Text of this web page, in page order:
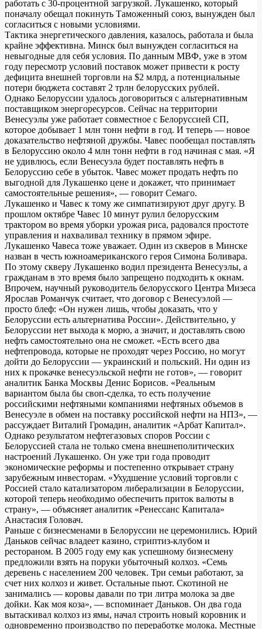
работать с 30-процентной загрузкой. Лукашенко, который
поначалу обещал покинуть Таможенный союз, вынужден был
согласиться с новыми условиями.
Тактика энергетического давления, казалось, работала и была
крайне эффективна. Минск был вынужден согласиться на
невыгодные для себя условия. По данным МВФ, уже в этом
году пересмотр условий поставок может привести к росту
дефицита внешней торговли на $2 млрд, а потенциальные
потери бюджета составят 2 трлн белорусских рублей.
Однако Белоруссии удалось договориться с альтернативным
поставщиком энергоресурсов. Сейчас на территории
Венесуэлы уже работает совместное с Белоруссией СП,
которое добывает 1 млн тонн нефти в год. И теперь — новое
доказательство нефтяной дружбы. Чавес пообещал поставлять
в Белоруссию около 4 млн тонн нефти в год начиная с мая. «Я
не удивлюсь, если Венесуэла будет поставлять нефть в
Белоруссию себе в убыток. Чавес может продать нефть по
выгодной для Лукашенко цене и докажет, что принимает
самостоятельные решения», — говорит Семаго.
Лукашенко и Чавес к тому же симпатизируют друг другу. В
прошлом октябре Чавес 10 минут рулил белорусским
трактором во время уборки урожая риса, радовался простоте
управления и нахваливал технику в прямом эфире.
Лукашенко Чавеса тоже уважает. Один из скверов в Минске
назван в честь южноамериканского героя Симона Боливара.
По этому скверу Лукашенко водил президента Венесуэлы, а
гражданам в это время было запрещено подходить к окнам.
Впрочем, научный руководитель белорусского Центра Мизеса
Ярослав Романчук считает, что договор с Венесуэлой —
просто блеф: «Он нужен лишь, чтобы доказать, что у
Белоруссии есть альтернатива России». Действительно, у
Белоруссии нет выхода к морю, а значит, и доставлять свою
нефть самостоятельно она не сможет. «Есть всего два
нефтепровода, которые не проходят через Россию, но могут
дойти до Белоруссии — украинский и польский. Ни один из
них к прокачке венесуэльской нефти не готов», — говорит
аналитик Банка Москвы Денис Борисов. «Реальным
вариантом была бы своп-сделка, то есть получение
российскими нефтяными компаниями нефтяных объемов в
Венесуэле в обмен на поставку российской нефти на НПЗ», —
рассуждает Виталий Громадин, аналитик «Арбат Капитал».
Однако результатом нефтегазовых споров России с
Белоруссией стала не только смена внешнеполитических
настроений Лукашенко. Он уже три года проводит
экономические реформы и постепенно открывает страну
зарубежным инвесторам. «Ухудшение условий торговли с
Россией стало катализатором либерализации в Белоруссии,
которой теперь необходимо обеспечить приток валюты в
страну», — объясняет аналитик «Ренессанс Капитала»
Анастасия Головач.
Раньше с бизнесменами в Белоруссии не церемонились. Юрий
Даньков сейчас владеет казино, стриптиз-клубом и
рестораном. В 2005 году ему как успешному бизнесмену
предложили взять на поруки убыточный колхоз. «Семь
деревень с населением 200 человек. Три семьи работают, за
счет них колхоз и живет. Остальные пьют. Скотиной не
занимались — коровы давали по три литра молока за две
дойки. Как моя коза», — вспоминает Даньков. Он два года
вытаскивал колхоз из ямы, начал строить новый коровник и
одновременно производство по переработке молока. Местные